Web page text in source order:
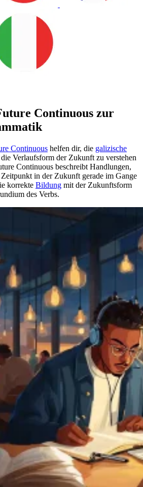
Continuous zur
Continuous helfen dir, die galizische
Verlaufsform der Zukunft zu verstehen
Continuous beschreibt Handlungen,
in der Zukunft gerade im Gange
korrekte Bildung mit der Zukunftsform
des Verbs.